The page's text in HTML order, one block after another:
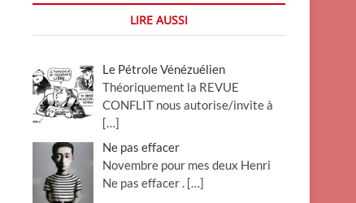
LIRE AUSSI
Le Pétrole Vénézuélien
Théoriquement la REVUE
CONFLIT nous autorise/invite à
[…]
Ne pas effacer
Novembre pour mes deux Henri
Ne pas effacer . […]